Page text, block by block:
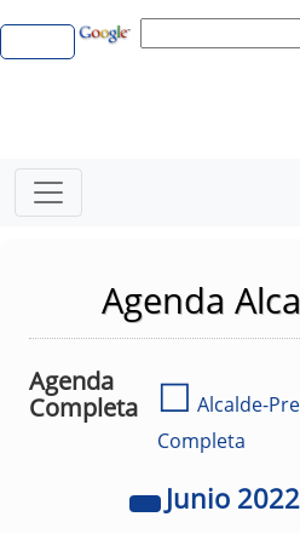
Agenda
Agenda
Completa
☐ Alcalde-
Completa
Junio 2022